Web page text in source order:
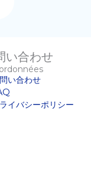
い合わせ
い合わせ
イバシーポリシー